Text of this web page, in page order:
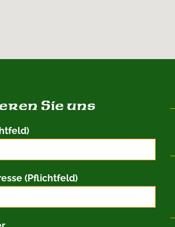
Sie uns
(Pflichtfeld)